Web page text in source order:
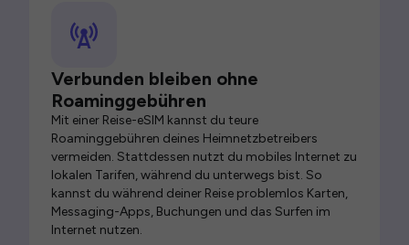
Verbunden bleiben ohne
Roaminggebühren
Mit einer Reise-eSIM kannst du teure
Roaminggebühren deines Heimnetzbetreibers
vermeiden. Stattdessen nutzt du mobiles Internet zu
lokalen Tarifen, während du unterwegs bist. So
kannst du während deiner Reise problemlos Karten,
Messaging-Apps, Buchungen und das Surfen im
Internet nutzen.